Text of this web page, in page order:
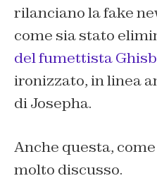
rilanciano la fake
come sia stato
del fumettista
ironizzato, in linea
di Josepha.
Anche questa,
molto discusso.